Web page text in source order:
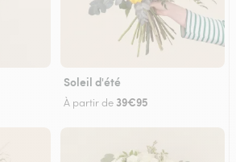
Soleil d'été
À partir de 39€95